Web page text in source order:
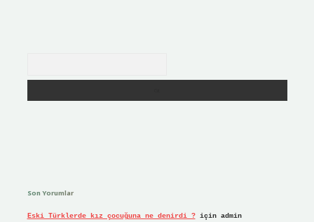
Son Yorumlar
Eski Türklerde kız çocuğuna ne denirdi ?için admin